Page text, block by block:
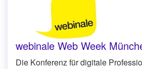
webinale Web Week
Die Konferenz für digitale